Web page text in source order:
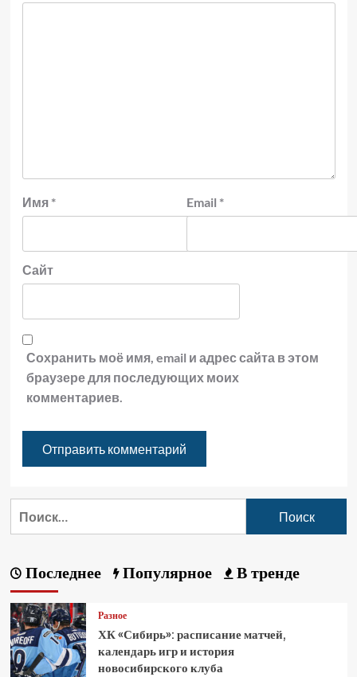
Имя * Email *
Сайт
Сохранить моё имя, email и адрес сайта в этом
браузере для последующих моих
комментариев.
Последнее Популярное В тренде
Разное
ХК «Сибирь»: расписание матчей,
календарь игр и история
новосибирского клуба